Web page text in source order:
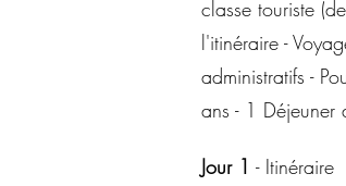
classe touriste
l'itinéraire -
administratifs -
ans - 1 Déjeuner
Jour 1 - Itinéraire